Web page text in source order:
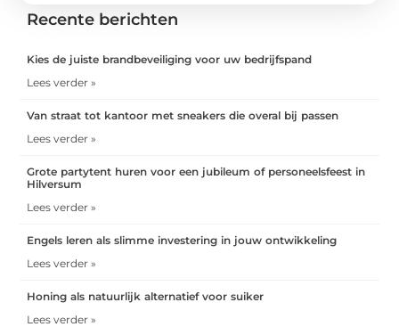
Recente berichten
Kies de juiste brandbeveiliging voor uw bedrijfspand
Lees verder »
Van straat tot kantoor met sneakers die overal bij passen
Lees verder »
Grote partytent huren voor een jubileum of personeelsfeest in
Hilversum
Lees verder »
Engels leren als slimme investering in jouw ontwikkeling
Lees verder »
Honing als natuurlijk alternatief voor suiker
Lees verder »